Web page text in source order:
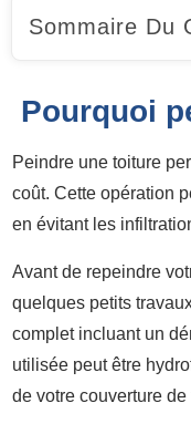
Sommaire Du
Pourquoi
Peindre une toiture
coût. Cette opération
en évitant les
Avant de repeindre
quelques petits
complet incluant un
utilisée peut être
de votre couverture de